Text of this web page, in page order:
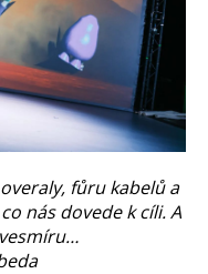
fůru kabelů a
nás dovede k cíli. A